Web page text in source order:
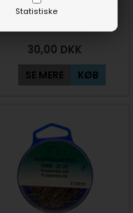
Statistiske
Nipse nåle med plast hoved
30,00 DKK
SE MERE KØB